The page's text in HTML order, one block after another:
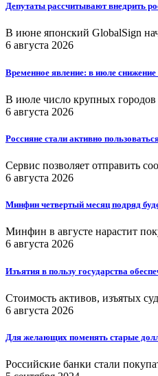
Депутаты рассчитывают внедрить
В июне японский GlobalSign
6 августа 2026
Временное явление: в июле
В июле число крупных
6 августа 2026
Россияне стали активно
Сервис позволяет отправить
6 августа 2026
Минфин четвертый месяц подряд
Минфин в августе нарастит
6 августа 2026
Изъятия в пользу государства
Стоимость активов, изъятых
6 августа 2026
Для желающих поменять старые
Российские банки стали